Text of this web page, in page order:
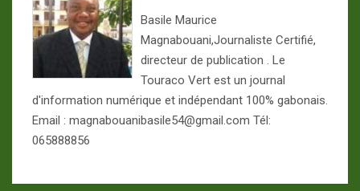
Basile Maurice
Magnabouani,Journaliste Certifié,
directeur de publication . Le
Touraco Vert est un journal
d'information numérique et indépendant 100% gabonais.
Email : magnabouanibasile54@gmail.com Tél:
065888856